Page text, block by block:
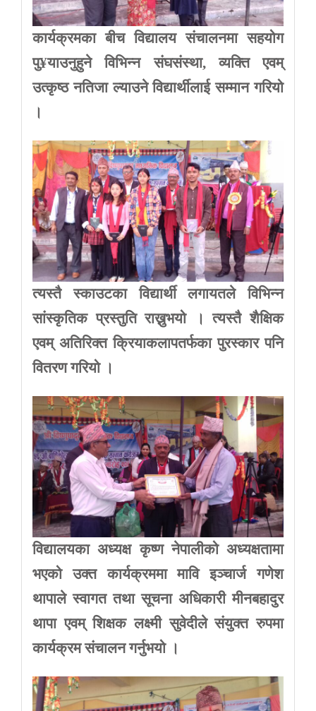
कार्यक्रमका बीच विद्यालय संचालनमा सहयोग
पु¥याउनुहुने विभिन्न संघसंस्था, व्यक्ति एवम्
उत्कृष्ठ नतिजा ल्याउने विद्यार्थीलाई सम्मान गरियो
।
त्यस्तै स्काउटका विद्यार्थी लगायतले विभिन्न
सांस्कृतिक प्रस्तुति राख्नुभयो । त्यस्तै शैक्षिक
एवम् अतिरिक्त क्रियाकलापतर्फका पुरस्कार पनि
वितरण गरियो ।
विद्यालयका अध्यक्ष कृष्ण नेपालीको अध्यक्षतामा
भएको
उक्त कार्यक्रममा मावि इञ्चार्ज
गणेश
थापाले स्वागत तथा सूचना अधिकारी मीनबहादुर
थापा एवम् शिक्षक लक्ष्मी सुवेदीले संयुक्त रुपमा
कार्यक्रम संचालन गर्नुभयो ।